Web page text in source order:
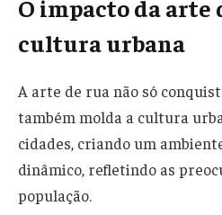
O impacto da arte
cultura urbana
A arte de rua não só
também molda a cultura
cidades, criando um
dinâmico, refletindo as
população.